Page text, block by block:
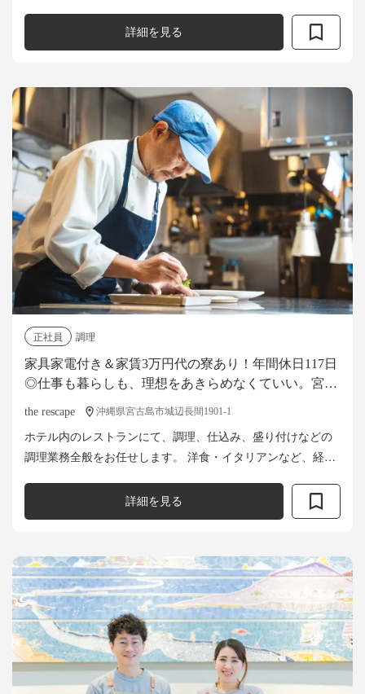
も担当していただきます。 「現場...
詳細を見る
正社員
調理
家具家電付き＆家賃3万円代の寮あり！年間休日117日
◎仕事も暮らしも、理想をあきらめなくていい。宮古
the rescape 沖縄県宮古島市城辺長間1901-1
ホテル内のレストランにて、調理、仕込み、盛り付けなどの
調理業務全般をお任せします。 洋食・イタリアンなど、経験
て取り組んでいるため、困っ...
詳細を見る